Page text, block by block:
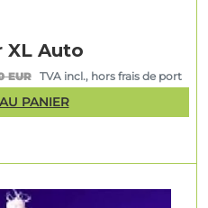
XL Auto
EUR TVA incl., hors frais de port
PANIER